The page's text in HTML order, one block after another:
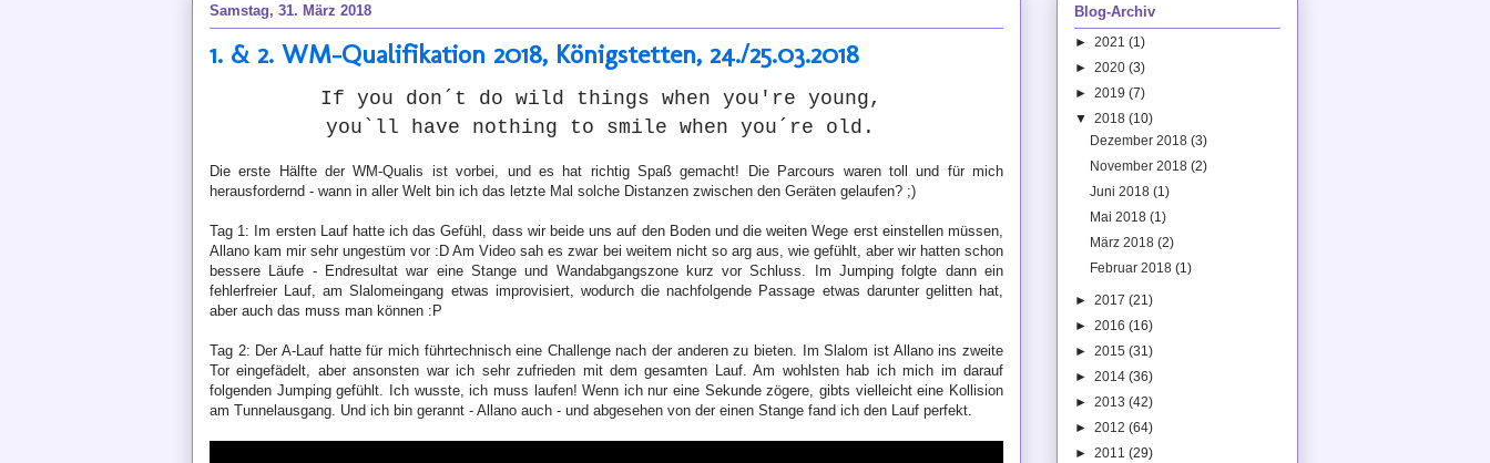
Samstag, 31. März 2018
1. & 2. WM-Qualifikation 2018, Königstetten, 24./25.03.2018
If you don´t do wild things when you're young,
you`ll have nothing to smile when you´re old.
Die erste Hälfte der WM-Qualis ist vorbei, und es hat richtig Spaß gemacht! Die Parcours waren toll und für mich
herausfordernd - wann in aller Welt bin ich das letzte Mal solche Distanzen zwischen den Geräten gelaufen? ;)
Tag 1: Im ersten Lauf hatte ich das Gefühl, dass wir beide uns auf den Boden und die weiten Wege erst einstellen müssen,
Allano kam mir sehr ungestüm vor :D Am Video sah es zwar bei weitem nicht so arg aus, wie gefühlt, aber wir hatten schon
bessere Läufe - Endresultat war eine Stange und Wandabgangszone kurz vor Schluss. Im Jumping folgte dann ein
fehlerfreier Lauf, am Slalomeingang etwas improvisiert, wodurch die nachfolgende Passage etwas darunter gelitten hat,
aber auch das muss man können :P
Tag 2: Der A-Lauf hatte für mich führtechnisch eine Challenge nach der anderen zu bieten. Im Slalom ist Allano ins zweite
Tor eingefädelt, aber ansonsten war ich sehr zufrieden mit dem gesamten Lauf. Am wohlsten hab ich mich im darauf
folgenden Jumping gefühlt. Ich wusste, ich muss laufen! Wenn ich nur eine Sekunde zögere, gibts vielleicht eine Kollision
am Tunnelausgang. Und ich bin gerannt - Allano auch - und abgesehen von der einen Stange fand ich den Lauf perfekt.
Blog-Archiv
► 2021 (1)
► 2020 (3)
► 2019 (7)
▼ 2018 (10)
Dezember 2018(3)
November 2018(2)
Juni 2018(1)
Mai 2018(1)
März 2018(2)
Februar 2018(1)
► 2017 (21)
► 2016 (16)
► 2015 (31)
► 2014 (36)
► 2013 (42)
► 2012 (64)
► 2011 (29)